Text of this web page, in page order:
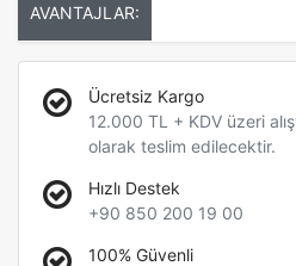
AVANTAJLAR:
Ücretsiz Kargo
12.000 TL + KDV üzeri
olarak teslim edilecektir.
Hızlı Destek
+90 850 200 19 00
100% Güvenli